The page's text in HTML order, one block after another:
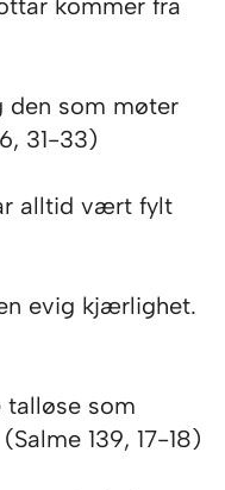
kommer fra
den som møter
31-33)
alltid vært fylt
evig kjærlighet.
talløse som
139, 17-18)